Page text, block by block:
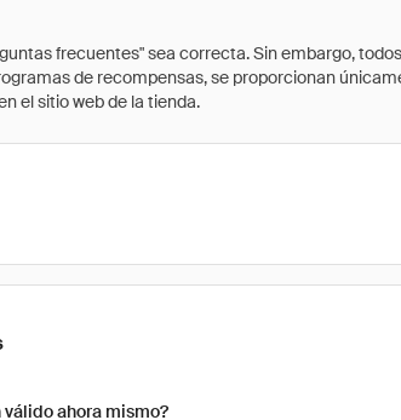
frecuentes" sea correcta. Sin embargo,
de recompensas, se proporcionan
el sitio web de la tienda.
ahora mismo?